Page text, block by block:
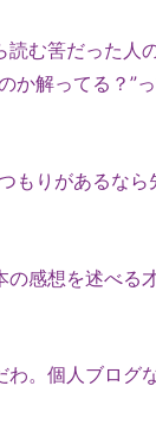
読む筈だった人
か解ってる？”
もりがあるな
の感想を述べる
わ。個人ブログ